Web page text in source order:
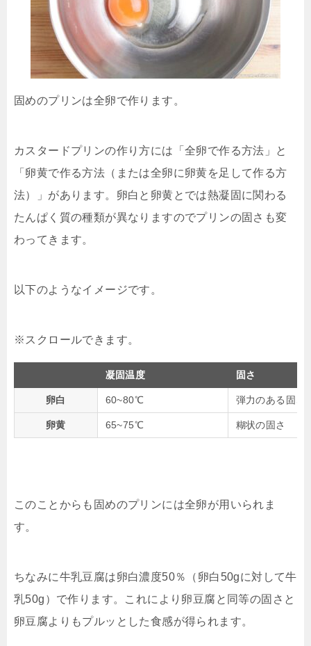
固めのプリンは全卵で作ります。
カスタードプリンの作り方には「全卵で作る方法」と
「卵黄で作る方法（または全卵に卵黄を足して作る方
法）」があります。卵白と卵黄とでは熱凝固に関わる
たんぱく質の種類が異なりますのでプリンの固さも変
わってきます。
以下のようなイメージです。
凝固温度 固さ
卵白 60~80℃ 弾力のある固さ
卵黄 65~75℃ 糊状の固さ
このことからも固めのプリンには全卵が用いられま
す。
ちなみに牛乳豆腐は卵白濃度50％（卵白50gに対して牛
乳50g）で作ります。これにより卵豆腐と同等の固さと
卵豆腐よりもプルッとした食感が得られます。